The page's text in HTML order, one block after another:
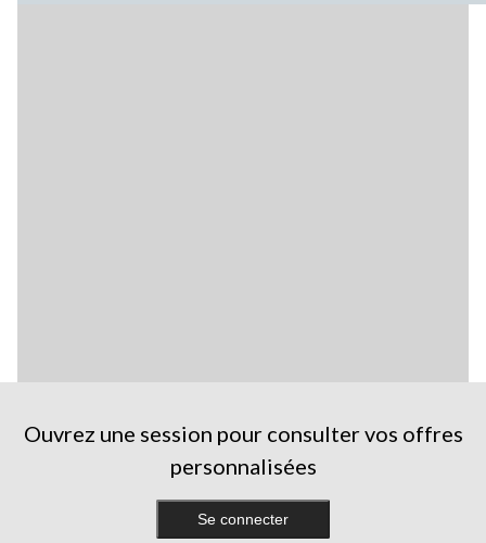
Ouvrez une session pour consulter vos offres
personnalisées
Se connecter